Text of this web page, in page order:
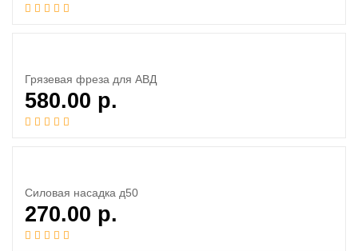
Грязевая фреза для АВД
580.00 р.
Силовая насадка д50
270.00 р.